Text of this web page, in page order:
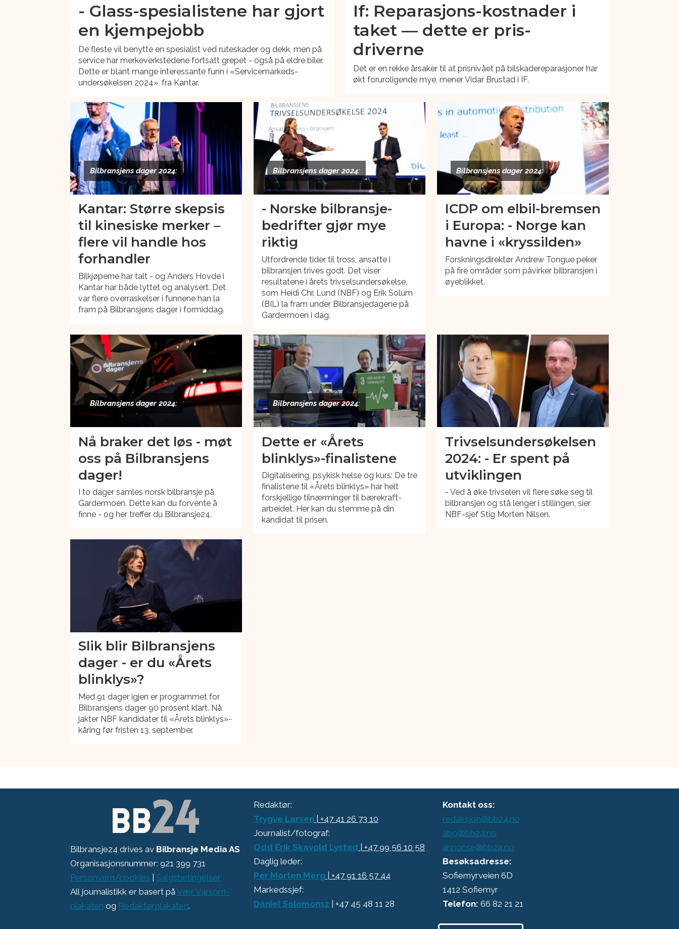
- Glass-spesialistene har gjort
en kjempejobb
De fleste vil benytte en spesialist ved ruteskader og dekk, men på
service har merkeverkstedene fortsatt grepet - også på eldre biler.
Dette er blant mange interessante funn i «Servicemarkeds-
undersøkelsen 2024», fra Kantar.
If: Reparasjons-kostnader i
taket — dette er pris-
driverne
Det er en rekke årsaker til at prisnivået på bilskadereparasjoner har
økt foruroligende mye, mener Vidar Brustad i IF.
Bilbransjens dager 2024:
Kantar: Større skepsis
til kinesiske merker –
flere vil handle hos
forhandler
Bilkjøperne har talt - og Anders Hovde i
Kantar har både lyttet og analysert. Det
var flere overraskelser i funnene han la
fram på Bilbransjens dager i formiddag.
Bilbransjens dager 2024:
- Norske bilbransje-
bedrifter gjør mye
riktig
Utfordrende tider til tross, ansatte i
bilbransjen trives godt. Det viser
resultatene i årets trivselsundersøkelse,
som Heidi Chr. Lund (NBF) og Erik Solum
(BIL) la fram under Bilbransjedagene på
Gardermoen i dag.
Bilbransjens dager 2024:
ICDP om elbil-bremsen
i Europa: - Norge kan
havne i «kryssilden»
Forskningsdirektør Andrew Tongue peker
på fire områder som påvirker bilbransjen i
øyeblikket.
Bilbransjens dager 2024:
Nå braker det løs - møt
oss på Bilbransjens
dager!
I to dager samles norsk bilbransje på
Gardermoen. Dette kan du forvente å
finne - og her treffer du Bilbransje24.
Bilbransjens dager 2024:
Dette er «Årets
blinklys»-finalistene
Digitalisering, psykisk helse og kurs: De tre
finalistene til «Årets blinklys» har helt
forskjellige tilnærminger til bærekraft-
arbeidet. Her kan du stemme på din
kandidat til prisen.
Trivselsundersøkelsen
2024: - Er spent på
utviklingen
- Ved å øke trivselen vil flere søke seg til
bilbransjen og stå lenger i stillingen, sier
NBF-sjef Stig Morten Nilsen.
Slik blir Bilbransjens
dager - er du «Årets
blinklys»?
Med 91 dager igjen er programmet for
Bilbransjens dager 90 prosent klart. Nå
jakter NBF kandidater til «Årets blinklys»-
kåring før fristen 13. september.
Bilbransje24 drives av Bilbransje Media AS
Organisasjonsnummer: 921 399 731
Personvern/cookies | Salgsbetingelser
All journalistikk er basert påVær Varsom-
plakaten og Redaktørplakaten.
Redaktør:
Trygve Larsen | +47 41 26 73 10
Journalist/fotograf:
Odd Erik Skavold Lystad | +47 99 56 10 58
Daglig leder:
Per Morten Merg | +47 91 16 57 44
Markedssjef:
Daniel Solomonsz | +47 45 48 11 28
Kontakt oss:
redaksjon@bb24.no
abo@bb24.no
annonse@bb24.no
Besøksadresse:
Sofiemyrveien 6D
1412 Sofiemyr
Telefon: 66 82 21 21